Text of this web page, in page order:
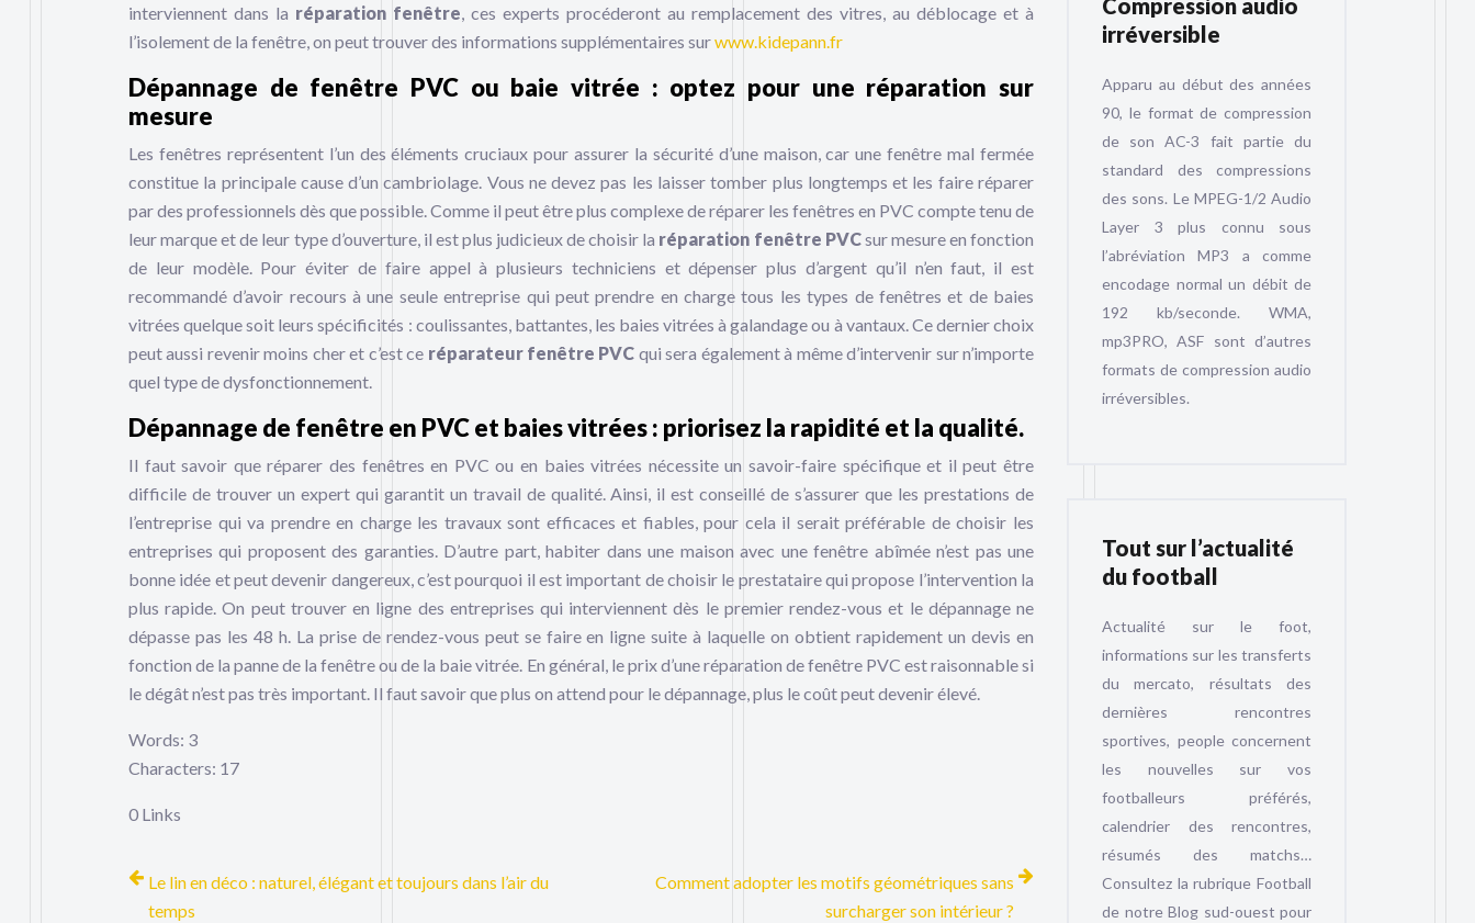
interviennent dans la réparation fenêtre, ces experts procéderont au remplacement des vitres, au déblocage et à
l’isolement de la fenêtre, on peut trouver des informations supplémentaires surwww.kidepann.fr
Dépannage de fenêtre PVC ou baie vitrée : optez pour une réparation sur
mesure
Les fenêtres représentent l’un des éléments cruciaux pour assurer la sécurité d’une maison, car une fenêtre mal fermée
constitue la principale cause d’un cambriolage. Vous ne devez pas les laisser tomber plus longtemps et les faire réparer
par des professionnels dès que possible. Comme il peut être plus complexe de réparer les fenêtres en PVC compte tenu de
leur marque et de leur type d’ouverture, il est plus judicieux de choisir la réparation fenêtre PVCsur mesure en fonction
de leur modèle. Pour éviter de faire appel à plusieurs techniciens et dépenser plus d’argent qu’il n’en faut, il est
recommandé d’avoir recours à une seule entreprise qui peut prendre en charge tous les types de fenêtres et de baies
vitrées quelque soit leurs spécificités : coulissantes, battantes, les baies vitrées à galandage ou à vantaux. Ce dernier choix
peut aussi revenir moins cher et c’est ce réparateur fenêtre PVC qui sera également à même d’intervenir sur n’importe
quel type de dysfonctionnement.
Dépannage de fenêtre en PVC et baies vitrées : priorisez la rapidité et la qualité.
Il faut savoir que réparer des fenêtres en PVC ou en baies vitrées nécessite un savoir-faire spécifique et il peut être
difficile de trouver un expert qui garantit un travail de qualité. Ainsi, il est conseillé de s’assurer que les prestations de
l’entreprise qui va prendre en charge les travaux sont efficaces et fiables, pour cela il serait préférable de choisir les
entreprises qui proposent des garanties. D’autre part, habiter dans une maison avec une fenêtre abîmée n’est pas une
bonne idée et peut devenir dangereux, c’est pourquoi il est important de choisir le prestataire qui propose l’intervention la
plus rapide. On peut trouver en ligne des entreprises qui interviennent dès le premier rendez-vous et le dépannage ne
dépasse pas les 48 h. La prise de rendez-vous peut se faire en ligne suite à laquelle on obtient rapidement un devis en
fonction de la panne de la fenêtre ou de la baie vitrée. En général, le prix d’une réparation de fenêtre PVC est raisonnable si
le dégât n’est pas très important. Il faut savoir que plus on attend pour le dépannage, plus le coût peut devenir élevé.
Words: 3
Characters: 17
0 Links
Le lin en déco : naturel, élégant et toujours dans l’air du
temps
Comment adopter les motifs géométriques sans
surcharger son intérieur ?
Compression audio
irréversible
Apparu au début des années
90, le format de compression
de son AC-3 fait partie du
standard des compressions
des sons. Le MPEG-1/2 Audio
Layer 3 plus connu sous
l’abréviation MP3 a comme
encodage normal un débit de
192 kb/seconde. WMA,
mp3PRO, ASF sont d’autres
formats de compression audio
irréversibles.
Tout sur l’actualité
du football
Actualité sur le foot,
informations sur les transferts
du mercato, résultats des
dernières rencontres
sportives, people concernent
les nouvelles sur vos
footballeurs préférés,
calendrier des rencontres,
résumés des matchs…
Consultez la rubrique Football
de notre Blog sud-ouest pour